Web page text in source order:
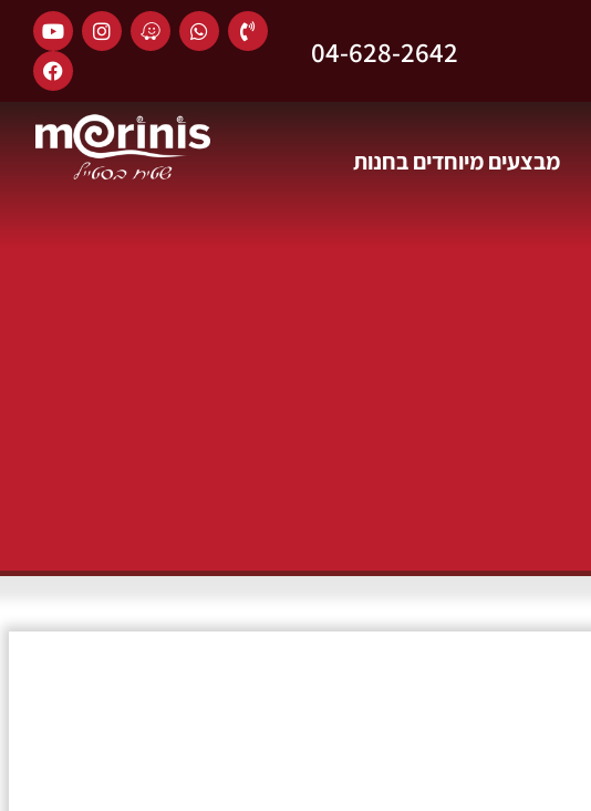
04-628-2642
מבצעים מיוחדים בחנות